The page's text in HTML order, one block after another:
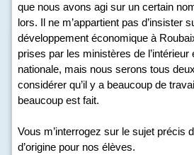
que nous avons agi sur un certain
lors. Il ne m’appartient pas d’insister
développement économique à
prises par les ministères de l’intérieur
nationale, mais nous serons tous
considérer qu’il y a beaucoup de
beaucoup est fait.
Vous m’interrogez sur le sujet précis
d’origine pour nos élèves.